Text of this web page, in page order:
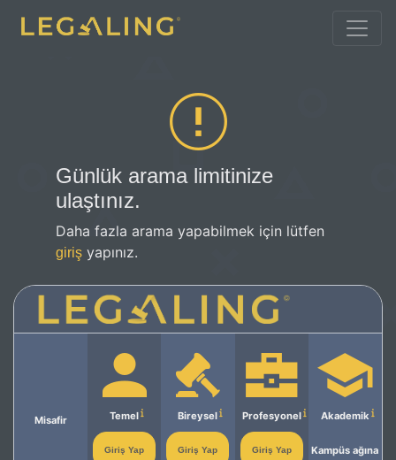
Günlük arama limitinize
ulaştınız.
Daha fazla arama yapabilmek için lütfen
giriş yapınız.
Misafir Temel
Giriş Yap
Bireysel
Giriş Yap
Profesyonel
Giriş Yap
Akademik
Kampüs ağına